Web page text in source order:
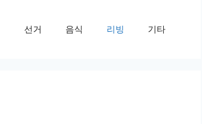
선거 음식 리빙 기타